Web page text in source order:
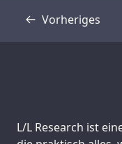
Vorheriges
Transkript
Support us:
L/L Research ist